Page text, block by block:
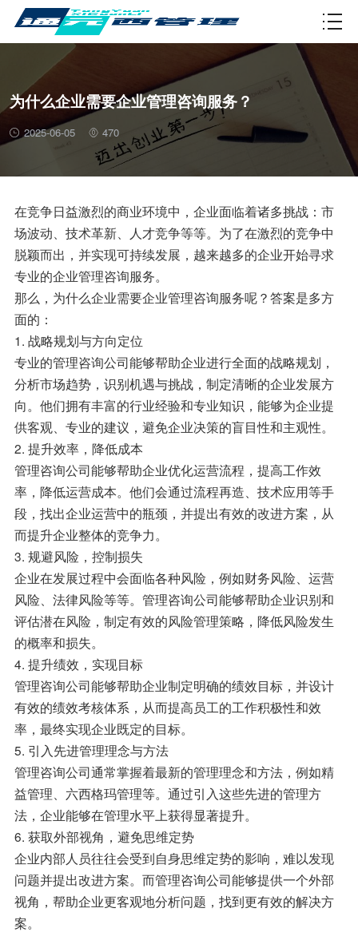
资质许可
为什么企业需要企业管理咨询服务？
2025-06-05 470
在竞争日益激烈的商业环境中，企业面临着诸多挑战：市
场波动、技术革新、人才竞争等等。为了在激烈的竞争中
脱颖而出，并实现可持续发展，越来越多的企业开始寻求
专业的企业管理咨询服务。
那么，为什么企业需要企业管理咨询服务呢？答案是多方
面的：
1. 战略规划与方向定位
专业的管理咨询公司能够帮助企业进行全面的战略规划，
分析市场趋势，识别机遇与挑战，制定清晰的企业发展方
向。他们拥有丰富的行业经验和专业知识，能够为企业提
供客观、专业的建议，避免企业决策的盲目性和主观性。
2. 提升效率，降低成本
管理咨询公司能够帮助企业优化运营流程，提高工作效
率，降低运营成本。他们会通过流程再造、技术应用等手
段，找出企业运营中的瓶颈，并提出有效的改进方案，从
而提升企业整体的竞争力。
3. 规避风险，控制损失
企业在发展过程中会面临各种风险，例如财务风险、运营
风险、法律风险等等。管理咨询公司能够帮助企业识别和
评估潜在风险，制定有效的风险管理策略，降低风险发生
的概率和损失。
4. 提升绩效，实现目标
管理咨询公司能够帮助企业制定明确的绩效目标，并设计
有效的绩效考核体系，从而提高员工的工作积极性和效
率，最终实现企业既定的目标。
5. 引入先进管理理念与方法
管理咨询公司通常掌握着最新的管理理念和方法，例如精
益管理、六西格玛管理等。通过引入这些先进的管理方
法，企业能够在管理水平上获得显著提升。
6. 获取外部视角，避免思维定势
企业内部人员往往会受到自身思维定势的影响，难以发现
问题并提出改进方案。而管理咨询公司能够提供一个外部
视角，帮助企业更客观地分析问题，找到更有效的解决方
案。